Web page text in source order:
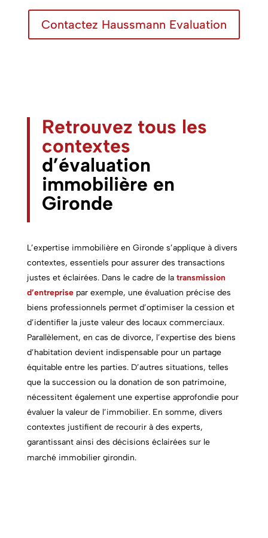
Contactez Haussmann Evaluation
Retrouvez tous les
contextes
d’évaluation
immobilière en
Gironde
L’expertise immobilière en Gironde s’applique à divers
contextes, essentiels pour assurer des transactions
justes et éclairées. Dans le cadre de la transmission
d’entreprise par exemple, une évaluation précise des
biens professionnels permet d’optimiser la cession et
d’identifier la juste valeur des locaux commerciaux.
Parallèlement, en cas de divorce, l’expertise des biens
d’habitation devient indispensable pour un partage
équitable entre les parties. D’autres situations, telles
que la succession ou la donation de son patrimoine,
nécessitent également une expertise approfondie pour
évaluer la valeur de l’immobilier. En somme, divers
contextes justifient de recourir à des experts,
garantissant ainsi des décisions éclairées sur le
marché immobilier girondin.